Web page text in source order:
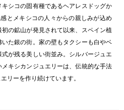
シコの固有種であるヘアレスドッグか
とメキシコの人々からの親しみが込め
の鉱山が発見されて以来、スペイン植
た銀の街。家の壁もタクシーも白やベ
が残る美しい街並み。シルバージュエ
キシカンジュエリーは、伝統的な手法
リーを作り続けています。